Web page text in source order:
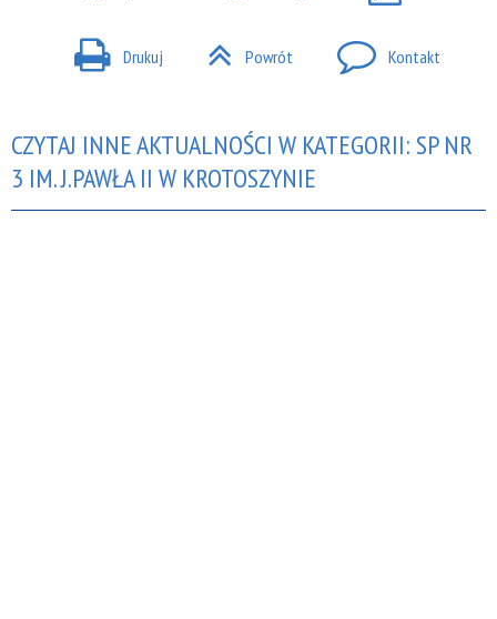
Drukuj Powrót Kontakt
CZYTAJ INNE AKTUALNOŚCI W KATEGORII: SP NR
3 IM. J.PAWŁA II W KROTOSZYNIE